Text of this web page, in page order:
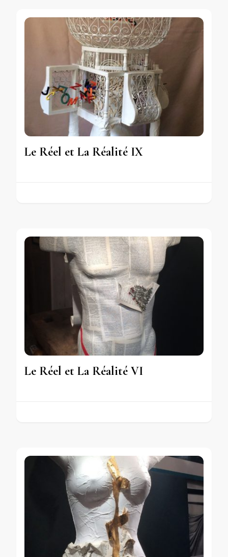
Le Réel et La Réalité IX
Le Réel et La Réalité VI